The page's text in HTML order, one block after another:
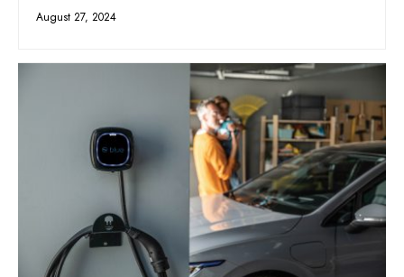
August 27, 2024